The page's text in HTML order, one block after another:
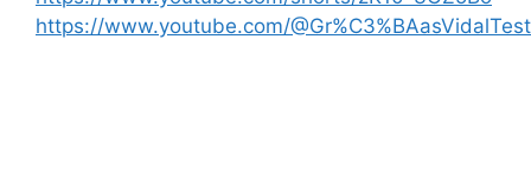
https://www.youtube.com/